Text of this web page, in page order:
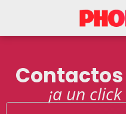
Contactos
¡a un